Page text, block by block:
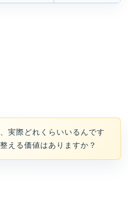
実際どれくらいいるんです
える価値はありますか？